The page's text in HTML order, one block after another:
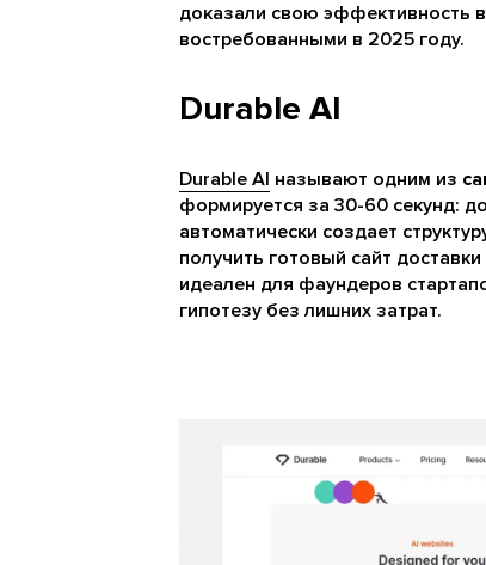
доказали свою эффективность
востребованными в 2025 году.
Durable AI
Durable AI называют одним из
формируется за 30-60 секунд:
автоматически создает
получить готовый сайт
идеален для фаундеров
гипотезу без лишних затрат.